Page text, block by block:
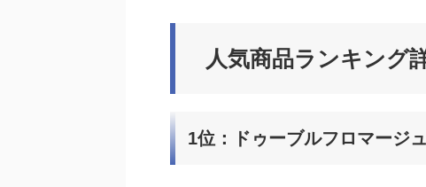
人気商品ランキング
1位：ドゥーブルフロマージュ